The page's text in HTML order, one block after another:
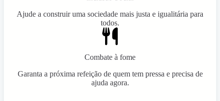
Ajude a construir uma sociedade mais justa e igualitária para
todos.
Combate à fome
Garanta a próxima refeição de quem tem pressa e precisa de
ajuda agora.